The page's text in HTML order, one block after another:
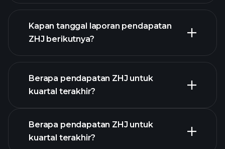
keuangan ZHJ
Kapan tanggal laporan pendapatan
ZHJ berikutnya?
Berapa pendapatan ZHJ untuk
kuartal terakhir?
Berapa pendapatan ZHJ untuk
kuartal terakhir?